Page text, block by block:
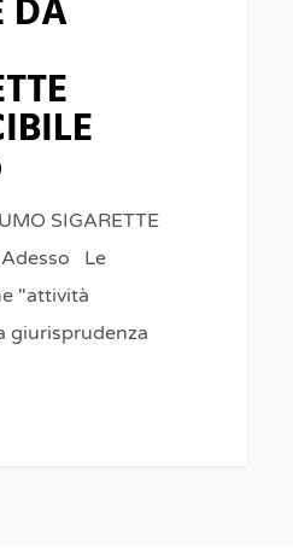
DA
SIGARETTE
Adesso Le
"attività
giurisprudenza